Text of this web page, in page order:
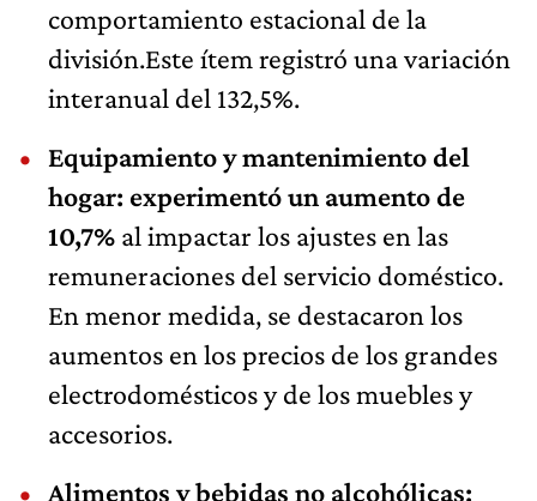
comportamiento estacional de la
división.Este ítem registró una variación
interanual del 132,5%.
Equipamiento y mantenimiento del
hogar: experimentó un aumento de
10,7% al impactar los ajustes en las
remuneraciones del servicio doméstico.
En menor medida, se destacaron los
aumentos en los precios de los grandes
electrodomésticos y de los muebles y
accesorios.
Alimentos y bebidas no alcohólicas: